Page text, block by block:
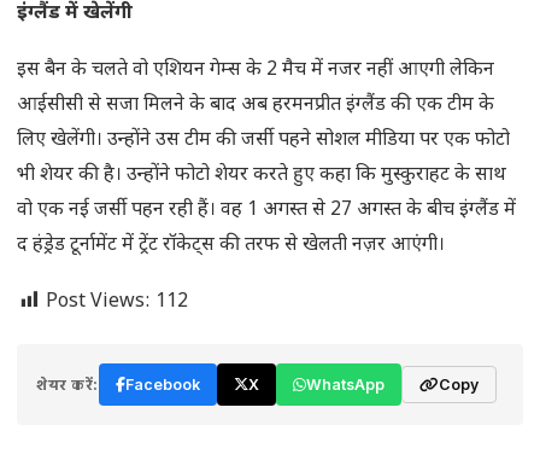
इंग्लैंड में खेलेंगी
इस बैन के चलते वो एशियन गेम्स के 2 मैच में नजर नहीं आएगी लेकिन
आईसीसी से सजा मिलने के बाद अब हरमनप्रीत इंग्लैंड की एक टीम के
लिए खेलेंगी। उन्होंने उस टीम की जर्सी पहने सोशल मीडिया पर एक फोटो
भी शेयर की है। उन्होंने फोटो शेयर करते हुए कहा कि मुस्कुराहट के साथ
वो एक नई जर्सी पहन रही हैं। वह 1 अगस्त से 27 अगस्त के बीच इंग्लैंड में
द हंड्रेड टूर्नामेंट में ट्रेंट रॉकेट्स की तरफ से खेलती नज़र आएंगी।
Post Views: 112
शेयर करें: Facebook X WhatsApp Copy